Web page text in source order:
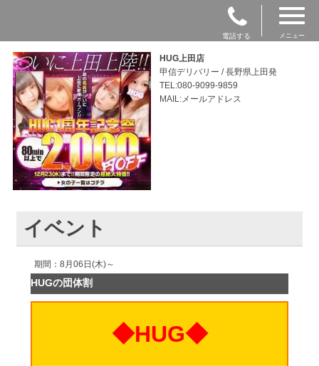
電話する メニュー
HUG上田店
甲信デリバリー / 長野県上田発
TEL:080-9099-9859
MAIL:メールアドレス
イベント
期間：8月06日(木)～
HUGの団体割
◆HUG◆